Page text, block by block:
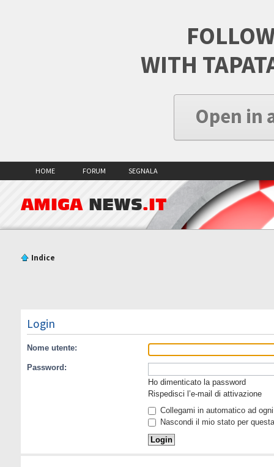
WITH
Open in
HOME FORUM SEGNALA
AMIGA NEWS.IT
Indice
Login
Nome utente:
Password:
Ho dimenticato la password
Rispedisci l’e-mail di attivazione
Collegami in automatico ad
Nascondi il mio stato per